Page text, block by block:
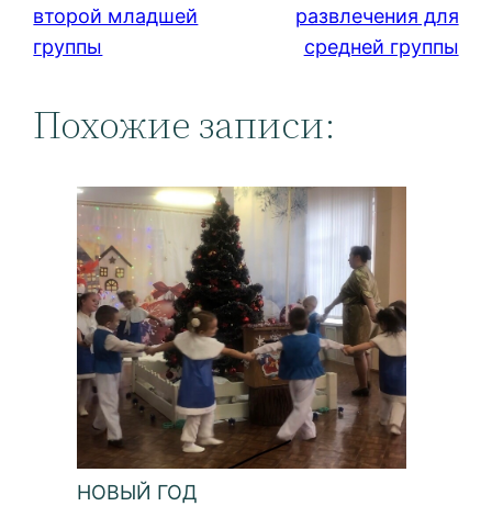
второй младшей
группы
развлечения для
средней группы
Похожие записи:
НОВЫЙ ГОД